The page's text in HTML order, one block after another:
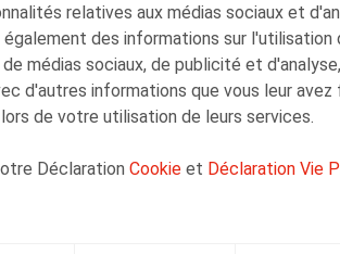
relatives aux médias sociaux et
des informations sur l'utilisation
médias sociaux, de publicité et
d'autres informations que vous leur avez
de votre utilisation de leurs services.
Déclaration Cookie et Déclaration Vie